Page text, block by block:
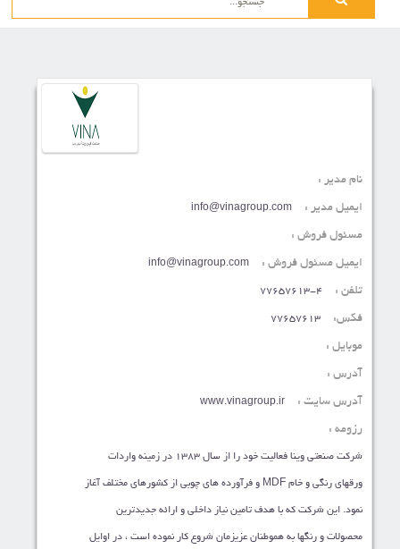
نام مدیر :
ایمیل مدیر : info@vinagroup.com
مسئول فروش :
ایمیل مسئول فروش : info@vinagroup.com
تلفن : 77657613-4
فکس: 77657613
موبایل :
آدرس :
آدرس سایت : www.vinagroup.ir
رزومه :
شرکت صنعتي وينا فعاليت خود را از سال 1383 در زمينه واردات
ورقهاي رنگي و خام MDF و فرآورده هاي چوبي از کشورهاي مختلف آغاز
نمود. اين شرکت که با هدف تامين نياز داخلي و ارائه جديدترين
محصولات و رنگها به هموطنان عزيزمان شروع کار نموده است ، در اوايل